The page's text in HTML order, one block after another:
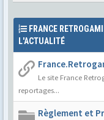
FRANCE
L'ACTUALITÉ
Le site France
reportages...
Règlement et